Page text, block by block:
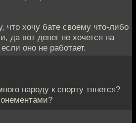
что хочу бате своему что-либо
да вот денег не хочется на
оно не работает.
народу к спорту тянется?